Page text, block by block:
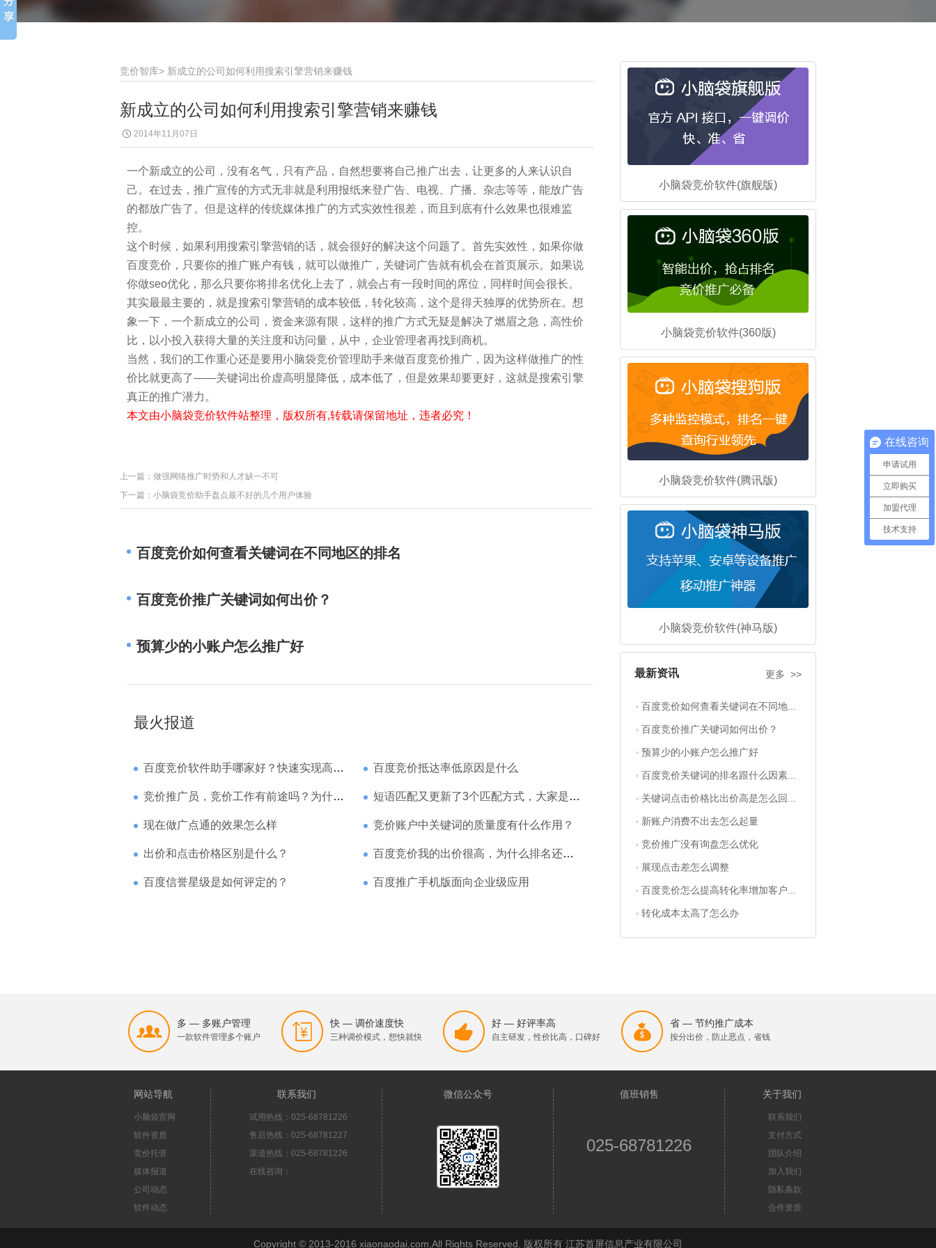
小脑袋竞价软件(旗舰版)
小脑袋竞价软件(360版)
小脑袋竞价软件(腾讯版)
小脑袋竞价软件(神马版)
最新资讯 更多 >>
百度竞价如何查看关键词在不同地...
百度竞价推广关键词如何出价？
预算少的小账户怎么推广好
百度竞价关键词的排名跟什么因素...
关键词点击价格比出价高是怎么回...
新账户消费不出去怎么起量
竞价推广没有询盘怎么优化
展现点击差怎么调整
百度竞价怎么提高转化率增加客户...
转化成本太高了怎么办
竞价智库> 新成立的公司如何利用搜索引擎营销来赚钱
新成立的公司如何利用搜索引擎营销来赚钱
2014年11月07日
一个新成立的公司，没有名气，只有产品，自然想要将自己推广出去，让更多的人来认识自
己。在过去，推广宣传的方式无非就是利用报纸来登广告、电视、广播、杂志等等，能放广告
的都放广告了。但是这样的传统媒体推广的方式实效性很差，而且到底有什么效果也很难监
控。
这个时候，如果利用搜索引擎营销的话，就会很好的解决这个问题了。首先实效性，如果你做
百度竞价，只要你的推广账户有钱，就可以做推广，关键词广告就有机会在首页展示。如果说
你做seo优化，那么只要你将排名优化上去了，就会占有一段时间的席位，同样时间会很长。
其实最最主要的，就是搜索引擎营销的成本较低，转化较高，这个是得天独厚的优势所在。想
象一下，一个新成立的公司，资金来源有限，这样的推广方式无疑是解决了燃眉之急，高性价
比，以小投入获得大量的关注度和访问量，从中，企业管理者再找到商机。
当然，我们的工作重心还是要用小脑袋竞价管理助手来做百度竞价推广，因为这样做推广的性
价比就更高了——关键词出价虚高明显降低，成本低了，但是效果却要更好，这就是搜索引擎
真正的推广潜力。
本文由小脑袋竞价软件站整理，版权所有,转载请保留地址，违者必究！
上一篇： 做强网络推广时势和人才缺一不可
下一篇： 小脑袋竞价助手盘点最不好的几个用户体验
百度竞价如何查看关键词在不同地区的排名
百度竞价推广关键词如何出价？
预算少的小账户怎么推广好
最火报道
百度竞价软件助手哪家好？快速实现高回报哪家强？ 百度竞价抵达率低原因是什么
竞价推广员，竞价工作有前途吗？为什么待遇那么高 短语匹配又更新了3个匹配方式，大家是如何理解的
现在做广点通的效果怎么样 竞价账户中关键词的质量度有什么作用？
出价和点击价格区别是什么？ 百度竞价我的出价很高，为什么排名还是靠后
百度信誉星级是如何评定的？ 百度推广手机版面向企业级应用
多 — 多账户管理
一款软件管理多个账户
快 — 调价速度快
三种调价模式，想快就快
好 — 好评率高
自主研发，性价比高，口碑好
省 — 节约推广成本
按分出价，防止恶点，省钱
网站导航
小脑袋官网
软件资质
竞价托管
媒体报道
公司动态
软件动态
联系我们
试用热线：025-68781226
售后热线：025-68781227
渠道热线：025-68781226
在线咨询：
微信公众号 值班销售
025-68781226
关于我们
联系我们
支付方式
团队介绍
加入我们
隐私条款
合作资质
Copyright © 2013-2016 xiaonaodai.com,All Rights Reserved. 版权所有 江苏首屏信息产业有限公司
在线咨询
申请试用
立即购买
加盟代理
技术支持